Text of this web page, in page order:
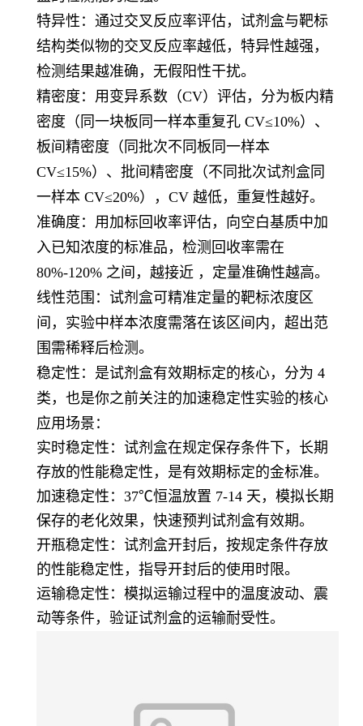
特异性 ：通过交叉反应率评估，试剂盒与靶标
结构类似物的交叉反应率越低，特异性越强，
检测结果越准确，无假阳性干扰。
精密度 ：用变异系数（CV）评估，分为板内精
密度（同一块板同一样本重复孔 CV≤10%）、
板间精密度（同批次不同板同一样本
CV≤15%）、批间精密度（不同批次试剂盒同
一样本 CV≤20%），CV 越低，重复性越好。
准确度 ：用加标回收率评估，向空白基质中加
入已知浓度的标准品，检测回收率需在
80%-120% 之间，越接近 ，定量准确性越高。
线性范围 ：试剂盒可精准定量的靶标浓度区
间，实验中样本浓度需落在该区间内，超出范
围需稀释后检测。
稳定性 ：是试剂盒有效期标定的核心，分为 4
类，也是你之前关注的加速稳定性实验的核心
应用场景：
实时稳定性：试剂盒在规定保存条件下，长期
存放的性能稳定性，是有效期标定的金标准。
加速稳定性：37℃恒温放置 7-14 天，模拟长期
保存的老化效果，快速预判试剂盒有效期。
开瓶稳定性：试剂盒开封后，按规定条件存放
的性能稳定性，指导开封后的使用时限。
运输稳定性：模拟运输过程中的温度波动、震
动等条件，验证试剂盒的运输耐受性。